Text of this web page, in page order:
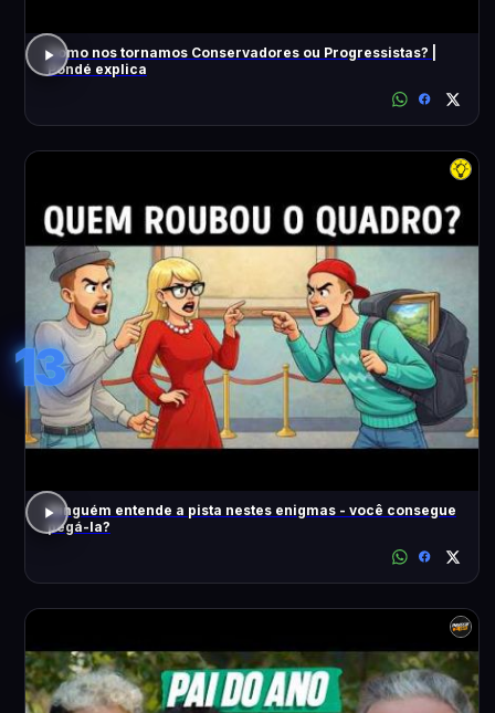
Como nos tornamos Conservadores ou Progressistas? |
Pondé explica
13
Ninguém entende a pista nestes enigmas - você consegue
pegá-la?